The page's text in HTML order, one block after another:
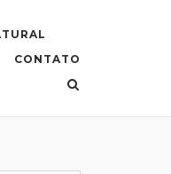
CONTATO